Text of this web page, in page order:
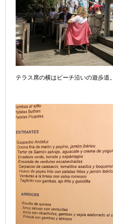
テラス席の横はビーチ沿いの遊歩道。